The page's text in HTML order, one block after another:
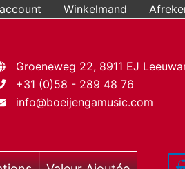
Winkelmand
Groeneweg 22, 8911 EJ
+31 (0)58 - 289 48 76
info@boeijengamusic.com